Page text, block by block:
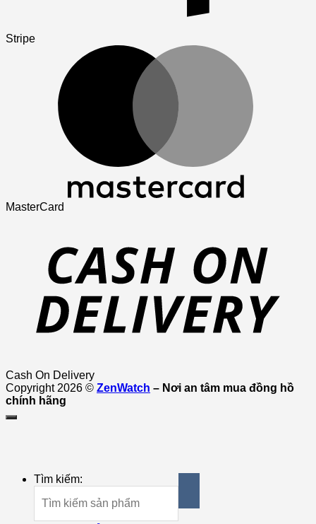
Stripe
MasterCard
Cash On Delivery
Copyright 2026 © ZenWatch – Nơi an tâm mua đồng hồ
chính hãng
Tìm kiếm: